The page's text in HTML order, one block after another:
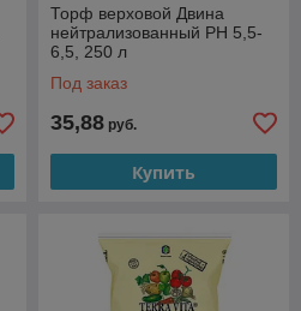
Торф верховой Двина
нейтрализованный PH 5,5-
6,5, 250 л
Под заказ
35,88 руб.
Купить